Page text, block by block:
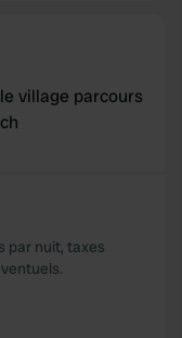
village parcours
par nuit, taxes